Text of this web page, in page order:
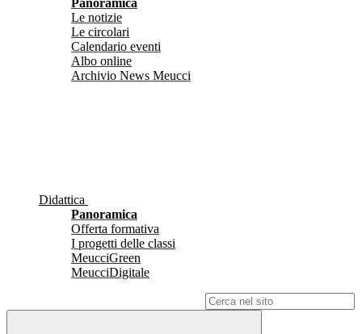
Panoramica
Le notizie
Le circolari
Calendario eventi
Albo online
Archivio News Meucci
Didattica
Panoramica
Offerta formativa
I progetti delle classi
MeucciGreen
MeucciDigitale